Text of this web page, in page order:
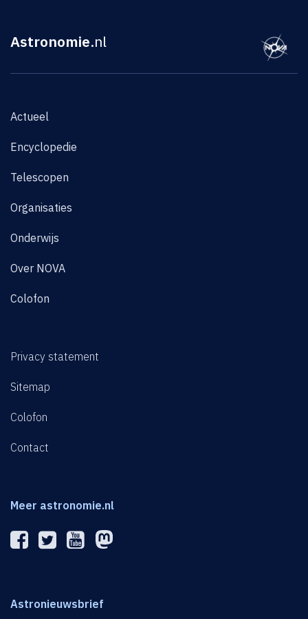
Astronomie.nl
Actueel
Encyclopedie
Telescopen
Organisaties
Onderwijs
Over NOVA
Colofon
Privacy statement
Sitemap
Colofon
Contact
Meer astronomie.nl
Astronieuwsbrief